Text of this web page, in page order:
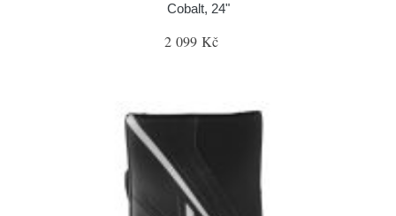
Cobalt, 24"
2 099 Kč